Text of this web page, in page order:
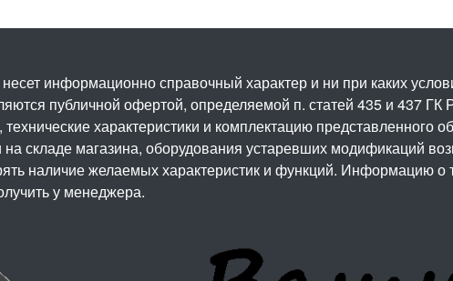
информационно справочный характер и ни при каких
публичной офертой, определяемой п. статей 435 и 437 ГК
характеристики и комплектацию представленного
складе магазина, оборудования устаревших модификаций
наличие желаемых характеристик и функций. Информацию о
у менеджера.